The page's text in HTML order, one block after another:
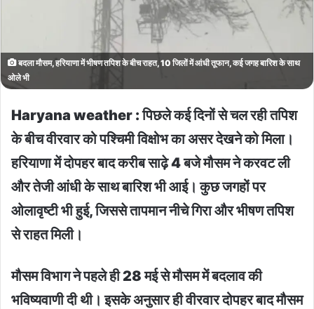
बदला मौसम, हरियाणा में भीषण तपिश के बीच राहत, 10 जिलों में आंधी तूफान, कई जगह बारिश के साथ
ओले भी
Haryana weather : पिछले कई दिनों से चल रही तपिश
के बीच वीरवार को पश्चिमी विक्षोभ का असर देखने को मिला।
हरियाणा में दोपहर बाद करीब साढ़े 4 बजे मौसम ने करवट ली
और तेजी आंधी के साथ बारिश भी आई। कुछ जगहों पर
ओलावृष्टी भी हुई, जिससे तापमान नीचे गिरा और भीषण तपिश
से राहत मिली।
मौसम विभाग ने पहले ही 28 मई से मौसम में बदलाव की
भविष्यवाणी दी थी। इसके अनुसार ही वीरवार दोपहर बाद मौसम